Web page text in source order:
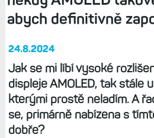
abych definitivně
24.8.2024
Jak se mi líbí vysoké
displeje AMOLED, tak stále
kterými prostě neladím. A
se, primárně nabízena s
dobře?